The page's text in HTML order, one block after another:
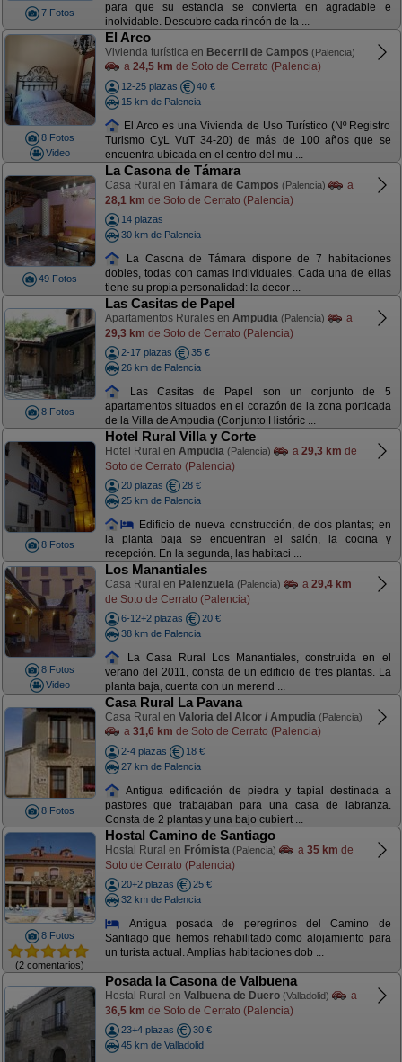
7 Fotos
para que su estancia se convierta en agradable e
inolvidable. Descubre cada rincón de la ...
8 Fotos
Video
El Arco
Vivienda turística en Becerril de Campos (Palencia)
a 24,5 km de Soto de Cerrato (Palencia)
12-25 plazas
40 €
15 km de Palencia
El Arco es una Vivienda de Uso Turístico (Nº Registro
Turismo CyL VuT 34-20) de más de 100 años que se
encuentra ubicada en el centro del mu ...
49 Fotos
La Casona de Támara
Casa Rural en Támara de Campos (Palencia)
a
28,1 km de Soto de Cerrato (Palencia)
14 plazas
30 km de Palencia
La Casona de Támara dispone de 7 habitaciones
dobles, todas con camas individuales. Cada una de ellas
tiene su propia personalidad: la decor ...
8 Fotos
Las Casitas de Papel
Apartamentos Rurales en Ampudia (Palencia)
a
29,3 km de Soto de Cerrato (Palencia)
2-17 plazas
35 €
26 km de Palencia
Las Casitas de Papel son un conjunto de 5
apartamentos situados en el corazón de la zona porticada
de la Villa de Ampudia (Conjunto Históric ...
8 Fotos
Hotel Rural Villa y Corte
Hotel Rural en Ampudia (Palencia) a 29,3 km de
Soto de Cerrato (Palencia)
20 plazas
28 €
25 km de Palencia
Edificio de nueva construcción, de dos plantas; en
la planta baja se encuentran el salón, la cocina y
recepción. En la segunda, las habitaci ...
8 Fotos
Video
Los Manantiales
Casa Rural en Palenzuela (Palencia) a 29,4 km
de Soto de Cerrato (Palencia)
6-12+2 plazas
20 €
38 km de Palencia
La Casa Rural Los Manantiales, construida en el
verano del 2011, consta de un edificio de tres plantas. La
planta baja, cuenta con un merend ...
8 Fotos
Casa Rural La Pavana
Casa Rural en Valoria del Alcor / Ampudia (Palencia)
a 31,6 km de Soto de Cerrato (Palencia)
2-4 plazas
18 €
27 km de Palencia
Antigua edificación de piedra y tapial destinada a
pastores que trabajaban para una casa de labranza.
Consta de 2 plantas y una bajo cubiert ...
8 Fotos
(2 comentarios)
Hostal Camino de Santiago
Hostal Rural en Frómista (Palencia) a 35 km de
Soto de Cerrato (Palencia)
20+2 plazas
25 €
32 km de Palencia
Antigua posada de peregrinos del Camino de
Santiago que hemos rehabilitado como alojamiento para
un turista actual. Amplias habitaciones dob ...
Posada la Casona de Valbuena
Hostal Rural en Valbuena de Duero (Valladolid)
a
36,5 km de Soto de Cerrato (Palencia)
23+4 plazas
30 €
45 km de Valladolid